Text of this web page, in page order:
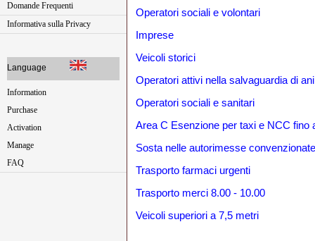
Domande Frequenti
Informativa sulla Privacy
Language
Information
Purchase
Activation
Manage
FAQ
Operatori sociali e volontari
Imprese
Veicoli storici
Operatori attivi nella salvaguardia di
Operatori sociali e sanitari
Area C Esenzione per taxi e NCC fino
Sosta nelle autorimesse convenzionate
Trasporto farmaci urgenti
Trasporto merci 8.00 - 10.00
Veicoli superiori a 7,5 metri